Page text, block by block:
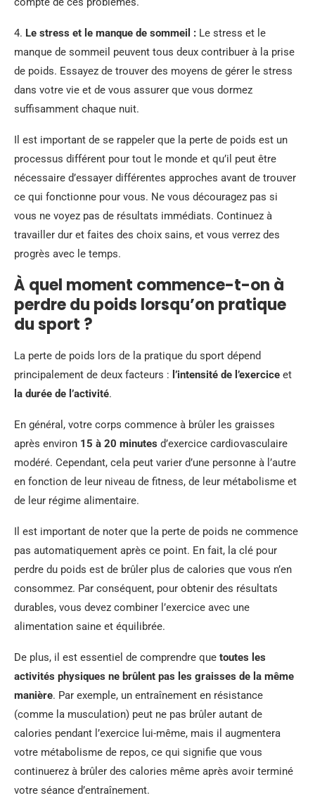
4. Le stress et le manque de sommeil : Le stress et le
manque de sommeil peuvent tous deux contribuer à la prise
de poids. Essayez de trouver des moyens de gérer le stress
dans votre vie et de vous assurer que vous dormez
suffisamment chaque nuit.
Il est important de se rappeler que la perte de poids est un
processus différent pour tout le monde et qu’il peut être
nécessaire d’essayer différentes approches avant de trouver
ce qui fonctionne pour vous. Ne vous découragez pas si
vous ne voyez pas de résultats immédiats. Continuez à
travailler dur et faites des choix sains, et vous verrez des
progrès avec le temps.
À quel moment commence-t-on à
perdre du poids lorsqu’on pratique
du sport ?
La perte de poids lors de la pratique du sport dépend
principalement de deux facteurs : l’intensité de l’exercice et
la durée de l’activité.
En général, votre corps commence à brûler les graisses
après environ 15 à 20 minutes d’exercice cardiovasculaire
modéré. Cependant, cela peut varier d’une personne à l’autre
en fonction de leur niveau de fitness, de leur métabolisme et
de leur régime alimentaire.
Il est important de noter que la perte de poids ne commence
pas automatiquement après ce point. En fait, la clé pour
perdre du poids est de brûler plus de calories que vous n’en
consommez. Par conséquent, pour obtenir des résultats
durables, vous devez combiner l’exercice avec une
alimentation saine et équilibrée.
De plus, il est essentiel de comprendre que toutes les
activités physiques ne brûlent pas les graisses de la même
manière. Par exemple, un entraînement en résistance
(comme la musculation) peut ne pas brûler autant de
calories pendant l’exercice lui-même, mais il augmentera
votre métabolisme de repos, ce qui signifie que vous
continuerez à brûler des calories même après avoir terminé
votre séance d’entraînement.